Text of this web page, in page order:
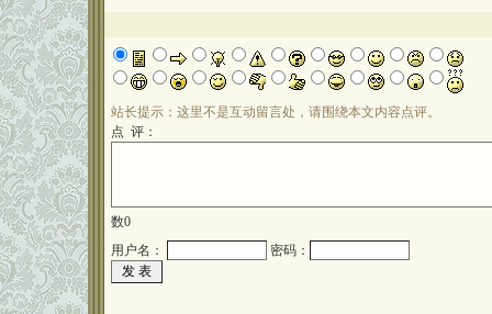
站长提示：这里不是互动留言处，请围绕本文内容点评。
点 评：
数0
用户名：
密码：